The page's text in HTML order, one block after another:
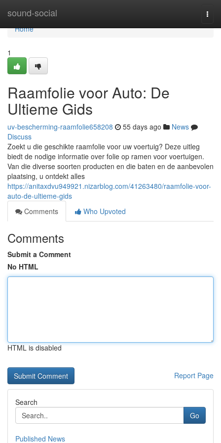
sound-social
Home
Home
1
Raamfolie voor Auto: De
Ultieme Gids
uv-bescherming-raamfolie658208 55 days ago
News
Discuss
Zoekt u die geschikte raamfolie voor uw voertuig? Deze uitleg
biedt de nodige informatie over folie op ramen voor voertuigen.
Van die diverse soorten producten en die baten en de aanbevolen
plaatsing, u ontdekt alles
https://anitaxdvu949921.nizarblog.com/41263480/raamfolie-voor-
auto-de-ultieme-gids
Comments
Who Upvoted
Comments
Submit a Comment
No HTML
HTML is disabled
Report Page
Search
Go
Published News